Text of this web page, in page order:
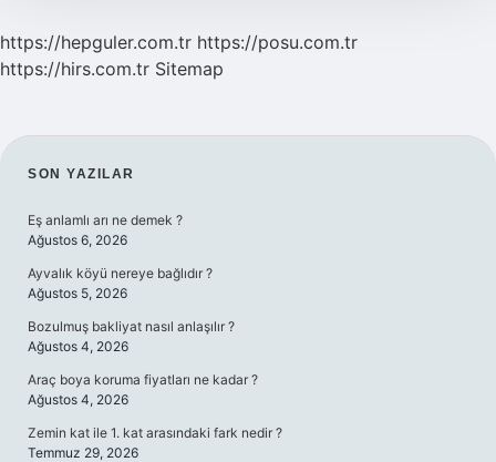
https://hepguler.com.tr https://posu.com.tr
https://hirs.com.tr Sitemap
SIDEBAR
SON YAZILAR
Eş anlamlı arı ne demek ?
Ağustos 6, 2026
Ayvalık köyü nereye bağlıdır ?
Ağustos 5, 2026
Bozulmuş bakliyat nasıl anlaşılır ?
Ağustos 4, 2026
Araç boya koruma fiyatları ne kadar ?
Ağustos 4, 2026
Zemin kat ile 1. kat arasındaki fark nedir ?
Temmuz 29, 2026